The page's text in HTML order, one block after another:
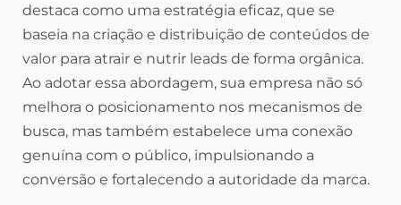
destaca como uma estratégia eficaz, que se
baseia na criação e distribuição de conteúdos de
valor para atrair e nutrir leads de forma orgânica.
Ao adotar essa abordagem, sua empresa não só
melhora o posicionamento nos mecanismos de
busca, mas também estabelece uma conexão
genuína com o público, impulsionando a
conversão e fortalecendo a autoridade da marca.